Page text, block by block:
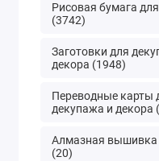
Рисовая бумага
(3742)
Заготовки для
декора (1948)
Переводные карты
декупажа и декора
Алмазная
(20)